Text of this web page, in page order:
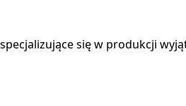
się w produkcji